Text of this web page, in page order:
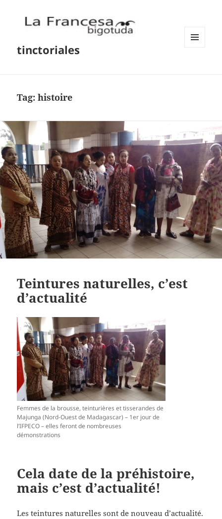
tinctoriales
Tag:histoire
Teintures naturelles, c’est
d’actualité
Femmes de la brousse, teinturières et tisserandes de
Majunga (Nord-Ouest de Madagascar) – 1er jour de
l’IFPECO – elles feront de nombreuses
démonstrations
Cela date de la préhistoire,
mais c’est d’actualité!
Les teintures naturelles sont de nouveau d’actualité.